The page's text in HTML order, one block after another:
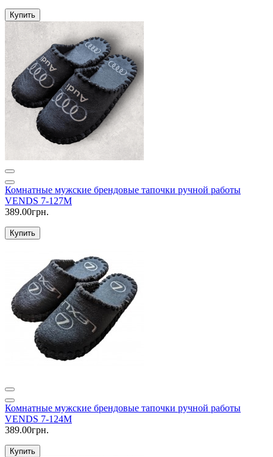
Купить
Комнатные мужские брендовые тапочки ручной работы
VENDS 7-127M
389.00грн.
Купить
Комнатные мужские брендовые тапочки ручной работы
VENDS 7-124M
389.00грн.
Купить